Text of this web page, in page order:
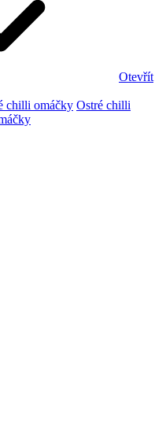
Otevřít
chilli omáčky Ostré chilli